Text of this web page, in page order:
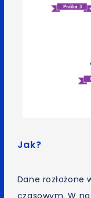
Jak?
Dane rozłożone
czasowym. W